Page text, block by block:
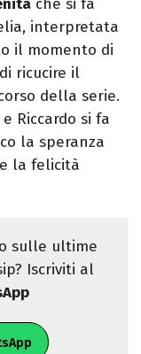
che si fa
interpretata
il momento di
ricucire il
della serie.
Riccardo si fa
la speranza
la felicità
sulle ultime
Iscriviti al